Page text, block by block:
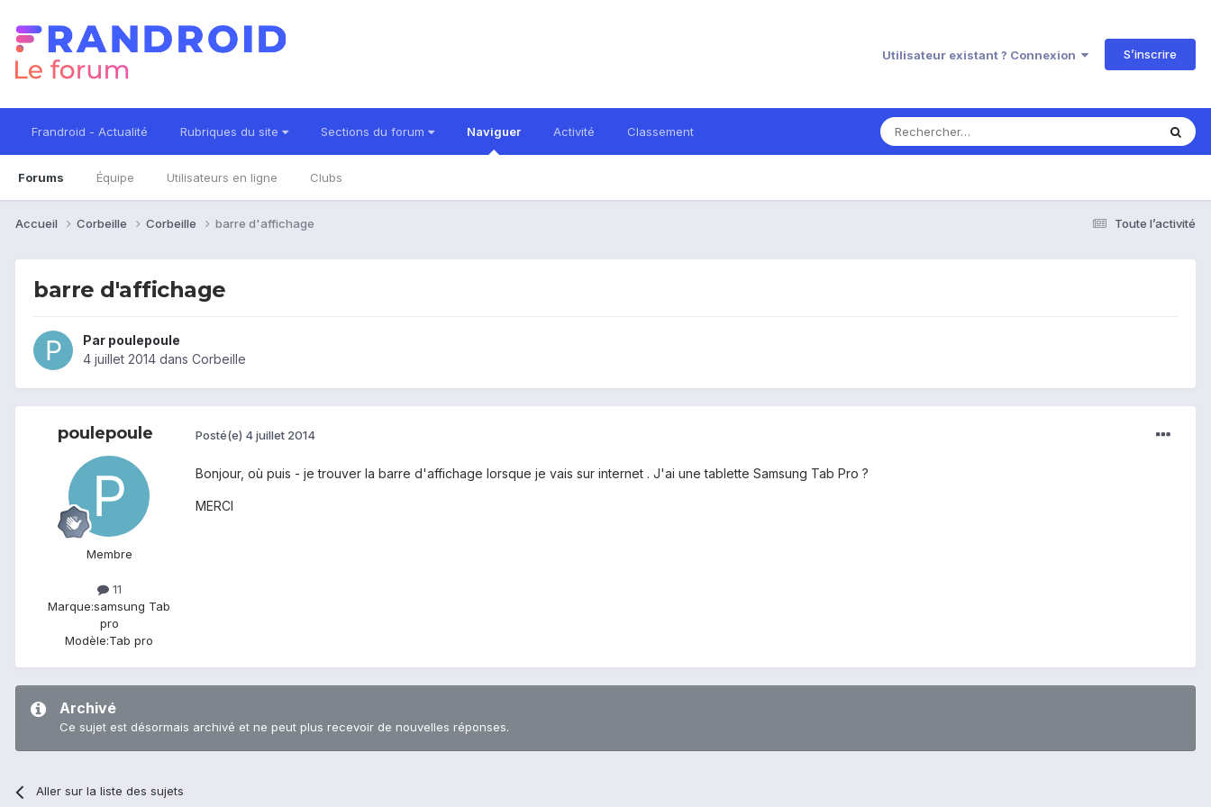
Utilisateur existant ? Connexion S’inscrire
Frandroid - Actualité Rubriques du site Sections du forum Naviguer
Forums Équipe Utilisateurs en ligne Clubs
Activité Classement
Toute l’activité
Accueil Corbeille Corbeille barre d'affichage
barre d'affichage
Par poulepoule
4 juillet 2014 dans Corbeille
poulepoule
Membre
11
Marque:samsung Tab
pro
Modèle:Tab pro
Posté(e) 4 juillet 2014
Bonjour, où puis - je trouver la barre d'affichage lorsque je vais sur internet . J'ai une tablette Samsung Tab Pro ?
MERCI
Archivé
Ce sujet est désormais archivé et ne peut plus recevoir de nouvelles réponses.
Aller sur la liste des sujets